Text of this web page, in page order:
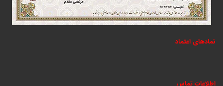
نمادهای اعتماد
اطلاعات تماس